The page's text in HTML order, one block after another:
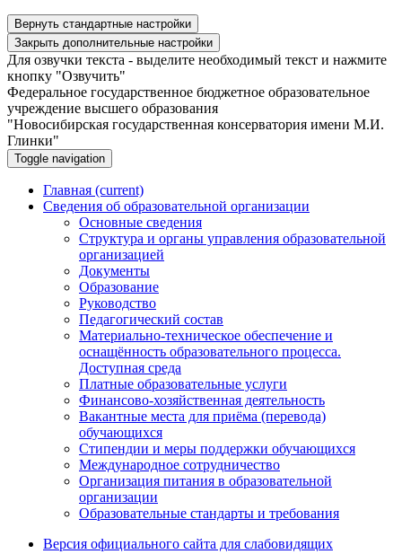
Вернуть стандартные настройки
Закрыть дополнительные настройки
Для озвучки текста - выделите необходимый текст и нажмите
кнопку "Озвучить"
Федеральное государственное бюджетное образовательное
учреждение высшего образования
"Новосибирская государственная консерватория имени М.И.
Глинки"
Toggle navigation
Главная (current)
Сведения об образовательной организации
Основные сведения
Структура и органы управления образовательной
организацией
Документы
Образование
Руководство
Педагогический состав
Материально-техническое обеспечение и
оснащённость образовательного процесса.
Доступная среда
Платные образовательные услуги
Финансово-хозяйственная деятельность
Вакантные места для приёма (перевода)
обучающихся
Стипендии и меры поддержки обучающихся
Международное сотрудничество
Организация питания в образовательной
организации
Образовательные стандарты и требования
Версия официального сайта для слабовидящих